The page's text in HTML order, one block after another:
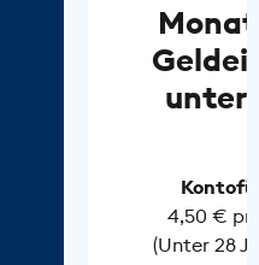
unter
4,50 €
(Unter 28